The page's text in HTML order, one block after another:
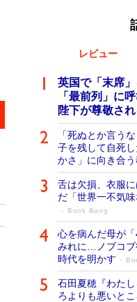
レビュー
英国で「末席
「最前列」に
陛下が尊敬さ
「死ぬとか言う
子を残して自死
かさ」に向き合
舌は欠損、衣服
だ「世界一不気
Book Bang
心を病んだ母が
みれに…ノブコブ
時代を明かす
石田夏穂『わた
ろよりも悪いと